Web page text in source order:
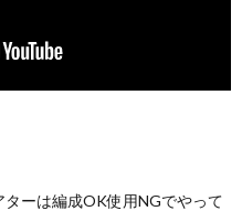
ーは編成OK使用NGでやって